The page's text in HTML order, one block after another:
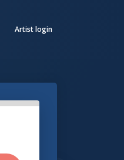
Artist login